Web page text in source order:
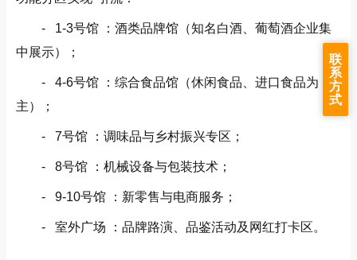
- 1-3号馆 ：酒类品牌馆（知名白酒、葡萄酒企业集
中展示）；
- 4-6号馆 ：综合食品馆（休闲食品、进口食品为
主）；
- 7号馆 ：调味品与乡村振兴专区；
- 8号馆 ：机械设备与包装技术；
- 9-10号馆 ：新零售与电商服务；
- 室外广场 ：品牌路演、品鉴活动及网红打卡区。
联
系
方
式